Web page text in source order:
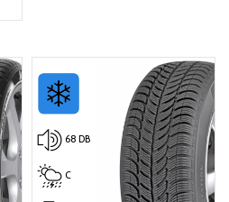
68 DB
C